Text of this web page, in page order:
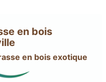
en bois
en bois exotique